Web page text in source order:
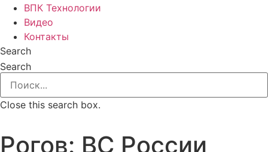
ВПК Технологии
Видео
Контакты
Search
Search
Close this search box.
Рогов: ВС России